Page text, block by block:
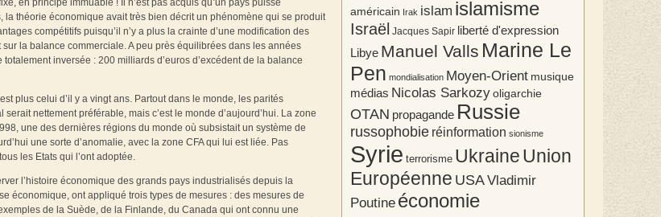
en principe immuable ! Il n’est pas acquis qu’un pays puisse
théorie économique avait très bien décrit un phénomène qui se produit
compétitifs puisqu’il n’y a plus la crainte d’une modification des
la balance commerciale. A peu près équilibrées dans les années
inversée : 200 milliards d’euros d’excédent de la balance
plus celui d’il y a vingt ans. Partout dans le monde, les parités
nettement préférable, mais c’est le monde d’aujourd’hui. La zone
une des dernières régions du monde où subsistait un système de
une sorte d’anomalie, avec la zone CFA qui lui est liée. Pas
les Etats qui l’ont adoptée.
l’histoire économique des grands pays industrialisés depuis la
économique, ont appliqué trois types de mesures : des mesures de
de la Suède, de la Finlande, du Canada qui ont connu une
américain Irak islam islamisme
Israël Jacques Sapir liberté d'expression
Libye Manuel Valls Marine Le
Pen mondialisation Moyen-Orient musique
médias Nicolas Sarkozyoligarchie
OTAN propagande Russie
russophobie réinformation sionisme
Syrie terrorisme Ukraine Union
Européenne USAVladimir
Poutine économie